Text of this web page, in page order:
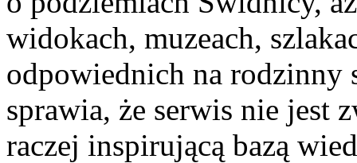
widokach, muzeach,
odpowiednich na rodzinny
sprawia, że serwis nie jest
raczej inspirującą bazą